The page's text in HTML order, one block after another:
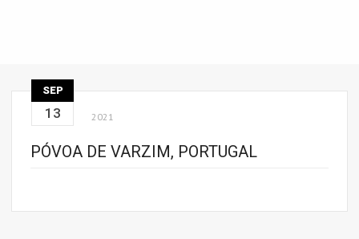
SEP
13 2021
PÓVOA DE VARZIM, PORTUGAL